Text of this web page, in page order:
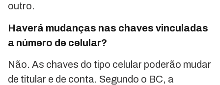
outro.
Haverá mudanças nas chaves vinculadas
a número de celular?
Não. As chaves do tipo celular poderão mudar
de titular e de conta. Segundo o BC, a